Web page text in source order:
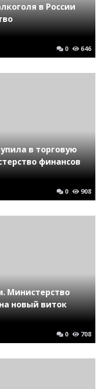
в России
0 646
в торговую
финансов
0 908
Министерство
новый виток
0 708